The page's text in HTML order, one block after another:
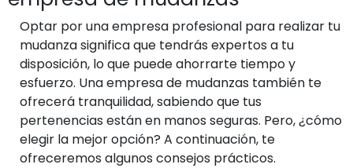
Optar por una empresa profesional para realizar tu
mudanza significa que tendrás expertos a tu
disposición, lo que puede ahorrarte tiempo y
esfuerzo. Una empresa de mudanzas también te
ofrecerá tranquilidad, sabiendo que tus
pertenencias están en manos seguras. Pero, ¿cómo
elegir la mejor opción? A continuación, te
ofreceremos algunos consejos prácticos.